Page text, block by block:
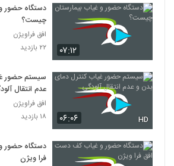
۰۷:۱۲
دستگاه حضور
چیست؟
افق فراویژن
۲۲ بازدید
۰۶:۰۶ HD
سیستم حضور
عدم انتقال
افق فراویژن
۱۸ بازدید
دستگاه
فرا ویژن